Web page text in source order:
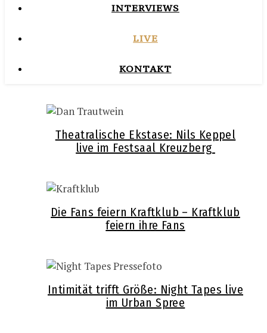
INTERVIEWS
LIVE
KONTAKT
Theatralische Ekstase: Nils Keppel
live im Festsaal Kreuzberg
Die Fans feiern Kraftklub – Kraftklub
feiern ihre Fans
Intimität trifft Größe: Night Tapes live
im Urban Spree